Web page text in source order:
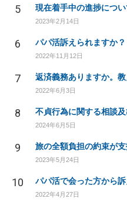
5 現在着手中の進捗につ
2023年2月14日
6 パパ活訴えられますか？
2022年11月12日
7 返済義務ありますか。教
2022年6月3日
8 不貞行為に関する相談
2024年6月5日
9 旅の全額負担の約束が
2023年5月24日
10 パパ活で会った方から
2022年4月27日